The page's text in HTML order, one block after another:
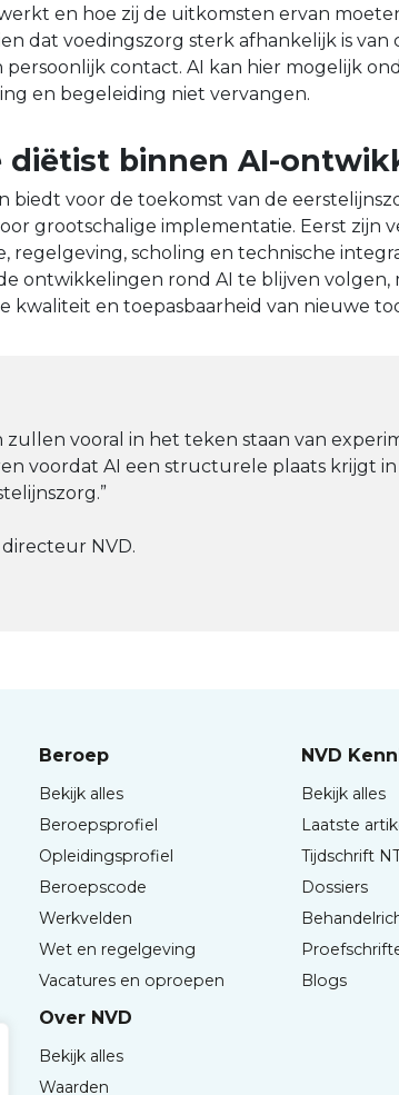
en hoe zij de uitkomsten ervan
dat voedingszorg sterk afhankelijk is van
contact. AI kan hier mogelijk
en begeleiding niet vervangen.
diëtist binnen AI-
biedt voor de toekomst van de
grootschalige implementatie. Eerst zijn
regelgeving, scholing en technische
ontwikkelingen rond AI te blijven volgen,
kwaliteit en toepasbaarheid van nieuwe
zullen vooral in het teken staan van
voordat AI een structurele plaats krijgt in
directeur NVD.
Beroep
Bekijk alles
Beroepsprofiel
Opleidingsprofiel
Beroepscode
Werkvelden
Wet en regelgeving
Vacatures en oproepen
NVD
Bekijk alles
Laatste
Tijdschrift
Dossiers
Blogs
Over NVD
Bekijk alles
Waarden